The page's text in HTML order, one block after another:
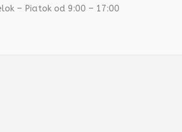
– Piatok od 9:00 – 17:00